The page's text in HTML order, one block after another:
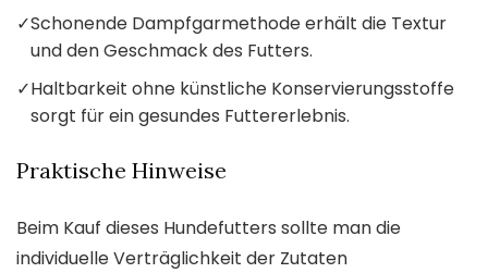
✓Schonende Dampfgarmethode erhält die Textur
und den Geschmack des Futters.
✓Haltbarkeit ohne künstliche Konservierungsstoffe
sorgt für ein gesundes Futtererlebnis.
Praktische Hinweise
Beim Kauf dieses Hundefutters sollte man die
individuelle Verträglichkeit der Zutaten